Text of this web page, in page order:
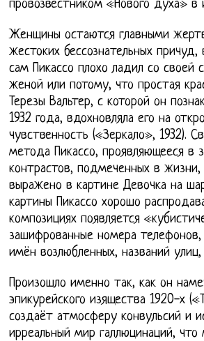
провозвестником «Нового духа» в
Женщины остаются главными
жестоких бессознательных
сам Пикассо плохо ладил со своей
женой или потому, что простая
Терезы Вальтер, с которой он
1932 года, вдохновляла его на
чувственность («Зеркало», 1932).
метода Пикассо, проявляющееся в
контрастов, подмеченных в жизни,
выражено в картине Девочка на
картины Пикассо хорошо
композициях появляется
зашифрованные номера
имён возлюбленных, названий улиц,
Произошло именно так, как он
эпикурейского изящества 1920-х
создаёт атмосферу конвульсий и
ирреальный мир галлюцинаций,